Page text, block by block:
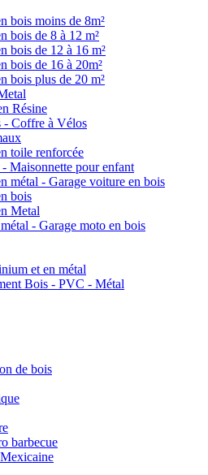
bois moins de 8m²
bois de 8 à 12 m²
bois de 12 à 16 m²
bois de 16 à 20m²
bois plus de 20 m²
Résine
- Coffre à Vélos
toile renforcée
Maisonnette pour enfant
métal - Garage voiture en bois
bois
Metal
- Garage moto en bois
et en métal
Bois - PVC - Métal
de bois
barbecue